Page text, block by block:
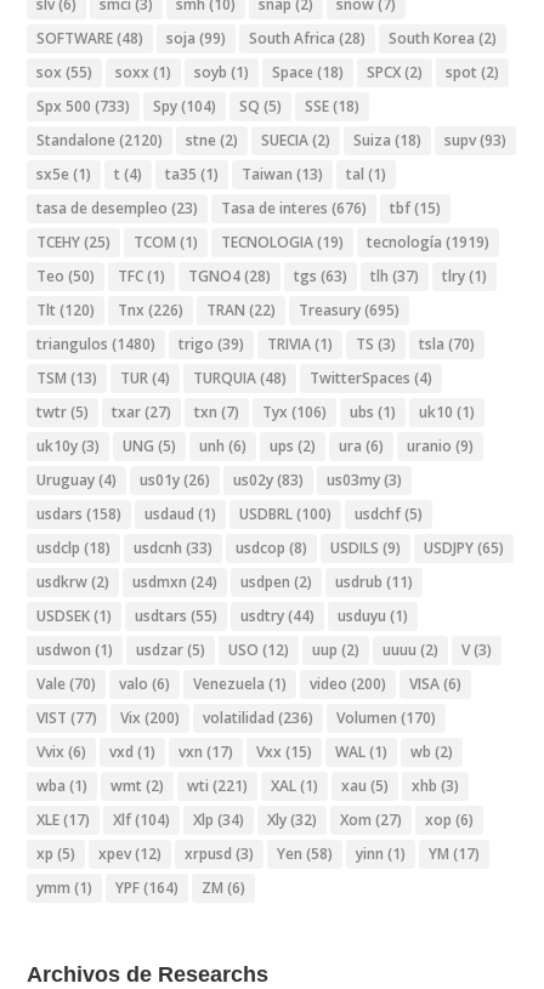
SOFTWARE(48) soja (99) South Africa (28) South Korea (2)
sox (55) soxx (1) soyb (1) Space (18) SPCX(2) spot (2)
Spx 500 (733) Spy(104) SQ (5) SSE(18)
Standalone (2120) stne (2) SUECIA(2) Suiza (18) supv(93)
sx5e (1) t (4) ta35 (1) Taiwan (13) tal (1)
tasa de desempleo (23) Tasa de interes (676) tbf(15)
TCEHY(25) TCOM (1) TECNOLOGIA(19) tecnología (1919)
Teo (50) TFC(1) TGNO4(28) tgs (63) tlh (37) tlry(1)
Tlt (120) Tnx (226) TRAN (22) Treasury(695)
triangulos (1480) trigo (39) TRIVIA(1) TS (3) tsla (70)
TSM (13) TUR(4) TURQUIA(48) TwitterSpaces (4)
twtr(5) txar(27) txn (7) Tyx (106) ubs (1) uk10 (1)
uk10y(3) UNG (5) unh (6) ups (2) ura (6) uranio (9)
Uruguay(4) us01y(26) us02y(83) us03my(3)
usdars (158) usdaud (1) USDBRL(100) usdchf(5)
usdclp (18) usdcnh (33) usdcop (8) USDILS (9) USDJPY(65)
usdkrw(2) usdmxn (24) usdpen (2) usdrub (11)
USDSEK(1) usdtars (55) usdtry(44) usduyu (1)
usdwon (1) usdzar(5) USO (12) uup (2) uuuu (2) V(3)
Vale (70) valo (6) Venezuela (1) video (200) VISA(6)
VIST (77) Vix (200) volatilidad (236) Volumen (170)
Vvix (6) vxd (1) vxn (17) Vxx (15) WAL(1) wb (2)
wba (1) wmt (2) wti (221) XAL(1) xau (5) xhb (3)
XLE(17) Xlf(104) Xlp (34) Xly(32) Xom (27) xop (6)
xp (5) xpev(12) xrpusd (3) Yen (58) yinn (1) YM (17)
ymm (1) YPF(164) ZM (6)
Archivos de Researchs